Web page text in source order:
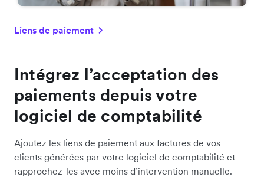
Liens de paiement
Intégrez l’acceptation des
paiements depuis votre
logiciel de comptabilité
Ajoutez les liens de paiement aux factures de vos
clients générées par votre logiciel de comptabilité et
rapprochez-les avec moins d’intervention manuelle.